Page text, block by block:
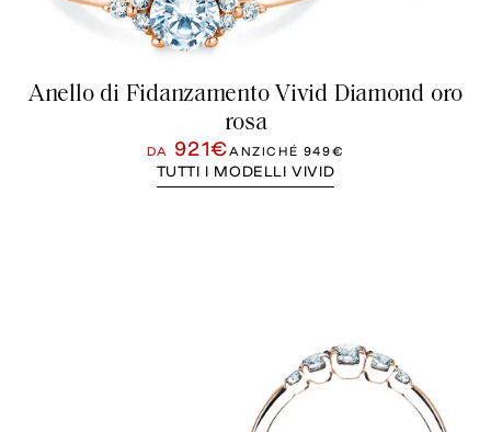
Anello di Fidanzamento Vivid Diamond oro
rosa
DA 921€ANZICHÉ 949€
TUTTI I MODELLI VIVID